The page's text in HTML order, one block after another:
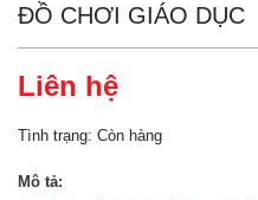
ĐỒ CHƠI GIÁO DỤC
Liên hệ
Tình trạng: Còn hàng
Mô tả: